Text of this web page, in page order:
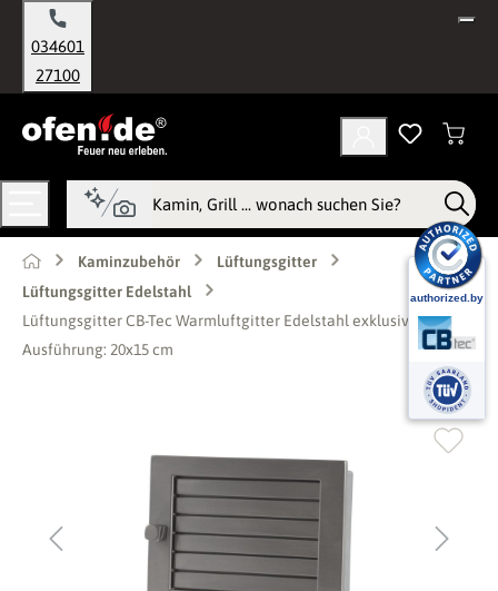
springen
034601
27100
Kaminzubehör
Lüftungsgitter
Lüftungsgitter Edelstahl
Lüftungsgitter CB-Tec Warmluftgitter Edelstahl exklusiv matt -
Ausführung: 20x15 cm